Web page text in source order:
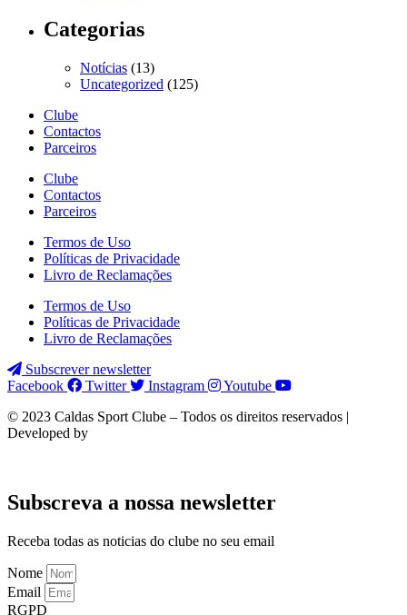
Categorias
Notícias (13)
Uncategorized (125)
Clube
Contactos
Parceiros
Clube
Contactos
Parceiros
Termos de Uso
Políticas de Privacidade
Livro de Reclamações
Termos de Uso
Políticas de Privacidade
Livro de Reclamações
Subscrever newsletter
Facebook
Twitter Instagram
Youtube
© 2023 Caldas Sport Clube – Todos os direitos reservados |
Developed by
Subscreva a nossa newsletter
Receba todas as noticias do clube no seu email
Nome
Email
RGPD